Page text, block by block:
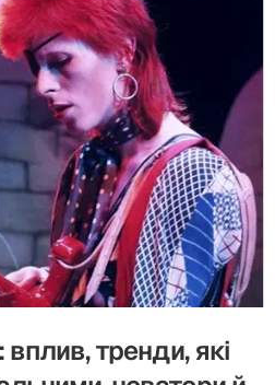
тренди, які